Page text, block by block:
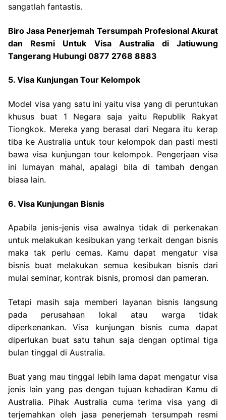
sangatlah fantastis.
Biro Jasa Penerjemah Tersumpah Profesional Akurat
dan Resmi Untuk Visa Australia di Jatiuwung
Tangerang Hubungi 0877 2768 8883
5. Visa Kunjungan Tour Kelompok
Model visa yang satu ini yaitu visa yang di peruntukan
khusus buat 1 Negara saja yaitu Republik Rakyat
Tiongkok. Mereka yang berasal dari Negara itu kerap
tiba ke Australia untuk tour kelompok dan pasti mesti
bawa visa kunjungan tour kelompok. Pengerjaan visa
ini lumayan mahal, apalagi bila di tambah dengan
biasa lain.
6. Visa Kunjungan Bisnis
Apabila jenis-jenis visa awalnya tidak di perkenakan
untuk melakukan kesibukan yang terkait dengan bisnis
maka tak perlu cemas. Kamu dapat mengatur visa
bisnis buat melakukan semua kesibukan bisnis dari
mulai seminar, kontrak bisnis, promosi dan pameran.
Tetapi masih saja memberi layanan bisnis langsung
pada perusahaan lokal atau warga tidak
diperkenankan. Visa kunjungan bisnis cuma dapat
diperlukan buat satu tahun saja dengan optimal tiga
bulan tinggal di Australia.
Buat yang mau tinggal lebih lama dapat mengatur visa
jenis lain yang pas dengan tujuan kehadiran Kamu di
Australia. Pihak Australia cuma terima visa yang di
terjemahkan oleh jasa penerjemah tersumpah resmi